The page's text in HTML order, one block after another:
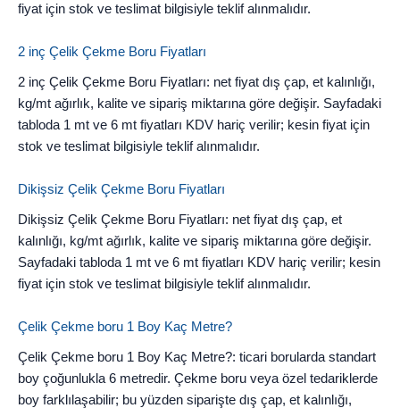
fiyat için stok ve teslimat bilgisiyle teklif alınmalıdır.
2 inç Çelik Çekme Boru Fiyatları
2 inç Çelik Çekme Boru Fiyatları: net fiyat dış çap, et kalınlığı,
kg/mt ağırlık, kalite ve sipariş miktarına göre değişir. Sayfadaki
tabloda 1 mt ve 6 mt fiyatları KDV hariç verilir; kesin fiyat için
stok ve teslimat bilgisiyle teklif alınmalıdır.
Dikişsiz Çelik Çekme Boru Fiyatları
Dikişsiz Çelik Çekme Boru Fiyatları: net fiyat dış çap, et
kalınlığı, kg/mt ağırlık, kalite ve sipariş miktarına göre değişir.
Sayfadaki tabloda 1 mt ve 6 mt fiyatları KDV hariç verilir; kesin
fiyat için stok ve teslimat bilgisiyle teklif alınmalıdır.
Çelik Çekme boru 1 Boy Kaç Metre?
Çelik Çekme boru 1 Boy Kaç Metre?: ticari borularda standart
boy çoğunlukla 6 metredir. Çekme boru veya özel tedariklerde
boy farklılaşabilir; bu yüzden siparişte dış çap, et kalınlığı,